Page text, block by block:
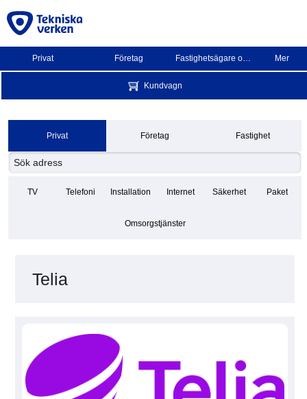
Privat Företag Fastighetsägare och BRF Mer
Kundvagn
Privat Företag Fastighet
TV Telefoni Installation Internet Säkerhet Paket
Omsorgstjänster
Telia